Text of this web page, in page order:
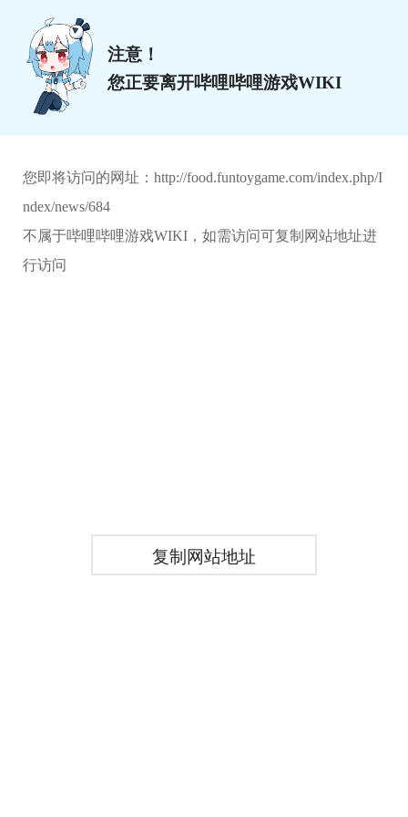
注意！
您正要离开哔哩哔哩游戏WIKI
您即将访问的网址： http://food.funtoygame.com/index.php/I
ndex/news/684
不属于哔哩哔哩游戏WIKI，如需访问可复制网站地址进
行访问
复制网站地址